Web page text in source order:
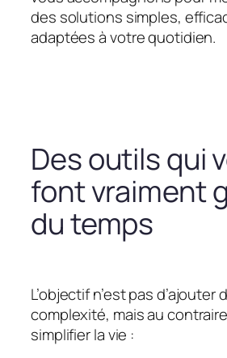
des solutions simples,
adaptées à votre quotidien.
Des outils qui
font vraiment
du temps
L’objectif n’est pas d’ajouter
complexité, mais au
simplifier la vie :